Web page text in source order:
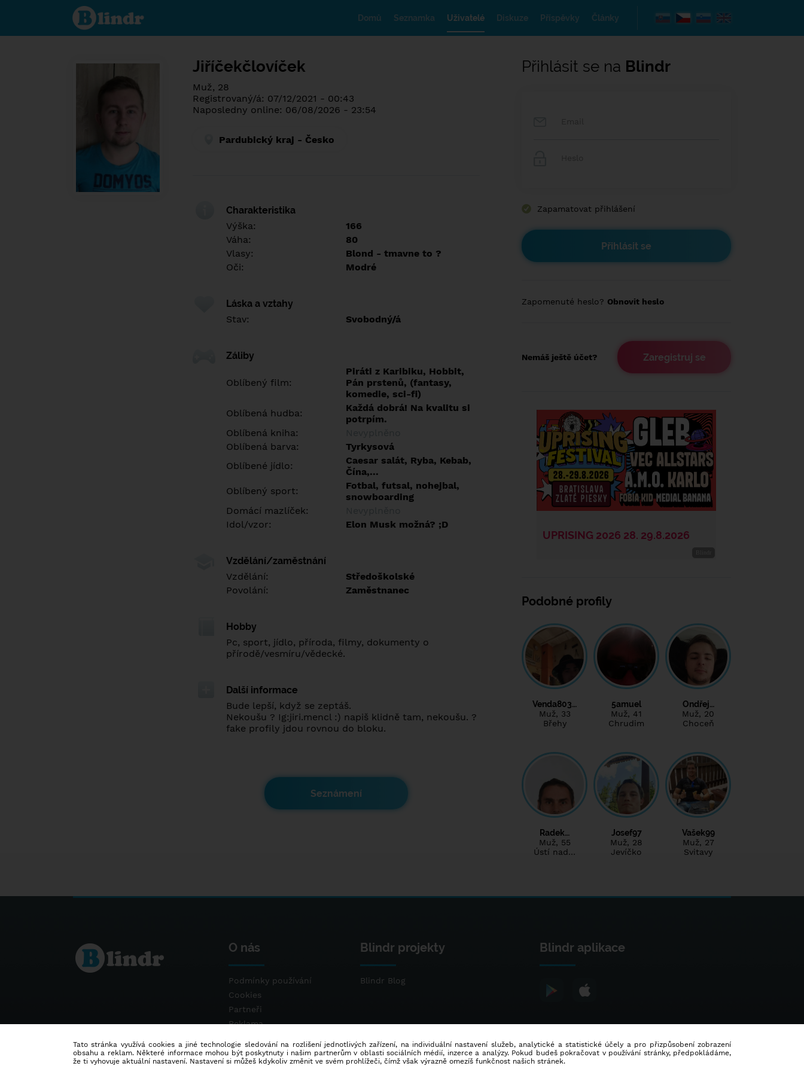
Poznej co je
pod maskou.
Seznamovací
Domů Seznamka Uživatelé Diskuze Příspěvky Články
Jiříčekčlovíček
Muž, 28
Registrovaný/á: 07/12/2021 - 00:43
Naposledny online: 06/08/2026 - 23:54
Pardubický kraj - Česko
Charakteristika
Výška:
166
Váha:
80
Vlasy:
Blond - tmavne to ?
Oči:
Modré
Láska a vztahy
Stav:
Svobodný/á
Záliby
Oblíbený film:
Piráti z Karibiku, Hobbit,
Pán prstenů, (fantasy,
komedie, sci-fi)
Oblíbená hudba:
Každá dobrá! Na kvalitu si
potrpím.
Oblíbená kniha:
Oblíbená barva:
Tyrkysová
Oblíbené jídlo:
Caesar salát, Ryba, Kebab,
Čína,...
Oblíbený sport:
Fotbal, futsal, nohejbal,
snowboarding
Domácí mazlíček:
Idol/vzor:
Elon Musk možná? ;D
Vzdělání/zaměstnání
Vzdělání:
Středoškolské
Povolání:
Zaměstnanec
Hobby
Pc, sport, jídlo, příroda, filmy, dokumenty o
přírodě/vesmíru/vědecké.
Další informace
Bude lepší, když se zeptáš.
Nekoušu ? Ig:jiri.mencl :) napiš klidně tam, nekoušu. ?
fake profily jdou rovnou do bloku.
Seznámení
Přihlásit se na Blindr
Zapamatovat přihlášení
Zapomenuté heslo? Obnovit heslo
Nemáš ještě účet? Zaregistruj se
Podobné profily
Venda803…
Muž, 33
Břehy
5amuel
Muž, 41
Chrudim
Ondřej…
Muž, 20
Choceň
Radek…
Muž, 55
Ústí nad…
Josef97
Muž, 28
Jevíčko
Vašek99
Muž, 27
Svitavy
O nás
Podmínky používání
Cookies
Partneři
Reklama
Blindr projekty
Blindr Blog
Blindr aplikace
Tato stránka využívá cookies a jiné technologie sledování na rozlišení jednotlivých zařízení, na individuální nastavení služeb, analytické a statistické účely a pro přizpůsobení zobrazení
obsahu a reklam. Některé informace mohou být poskytnuty i našim partnerům v oblasti sociálních médií, inzerce a analýzy. Pokud budeš pokračovat v používání stránky, předpokládáme,
že ti vyhovuje aktuální nastavení. Nastavení si můžeš kdykoliv změnit ve svém prohlížeči, čímž však výrazně omezíš funkčnost našich stránek.